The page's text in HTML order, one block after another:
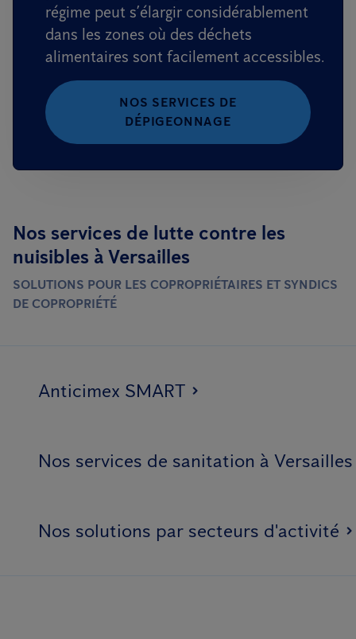
régime peut s’élargir considérablement
dans les zones où des déchets
alimentaires sont facilement accessibles.
NOS SERVICES DE
DÉPIGEONNAGE
Nos services de lutte contre les
nuisibles à Versailles
SOLUTIONS POUR LES COPROPRIÉTAIRES ET SYNDICS
DE COPROPRIÉTÉ
Anticimex SMART
Nos services de sanitation à Versailles
Nos solutions par secteurs d'activité